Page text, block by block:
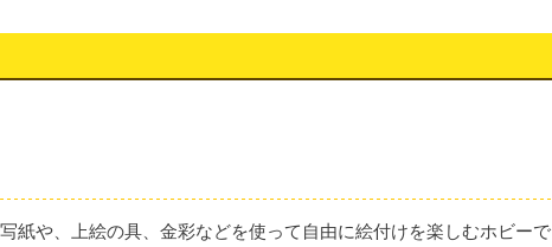
紙や、上絵の具、金彩などを使って自由に絵付けを楽しむホビーで